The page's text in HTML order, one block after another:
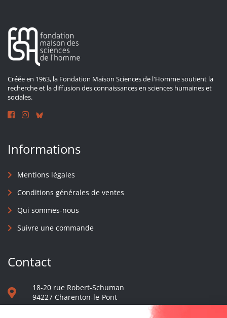
Créée en 1963, la Fondation Maison Sciences de l'Homme soutient la
recherche et la diffusion des connaissances en sciences humaines et
sociales.
Informations
Mentions légales
Conditions générales de ventes
Qui sommes-nous
Suivre une commande
Contact
18-20 rue Robert-Schuman
94227 Charenton-le-Pont